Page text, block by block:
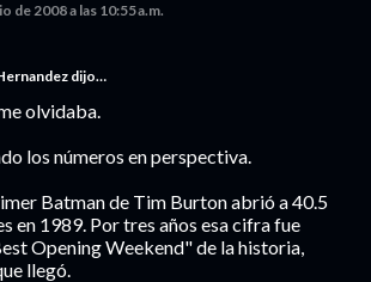
de 2008 a las 10:55 a.m.
dijo…
olvidaba.
los números en perspectiva.
Batman de Tim Burton abrió a 40.5
en 1989. Por tres años esa cifra fue
Opening Weekend" de la historia,
llegó.